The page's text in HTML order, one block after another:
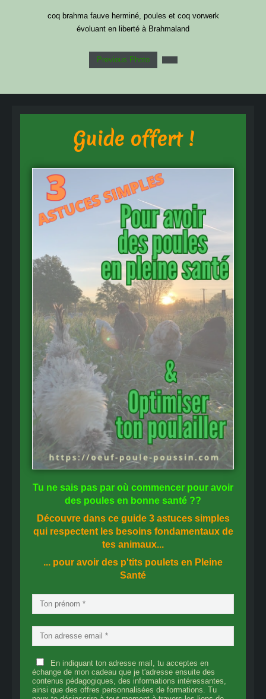
coq brahma fauve herminé, poules et coq vorwerk
évoluant en liberté à Brahmaland
Previous Photo
Guide offert !
Tu ne sais pas par où commencer pour avoir
des poules en bonne santé ??
Découvre dans ce guide 3 astuces simples
qui respectent les besoins fondamentaux de
tes animaux...
... pour avoir des p'tits poulets en Pleine
Santé
En indiquant ton adresse mail, tu acceptes en
échange de mon cadeau que je t'adresse ensuite des
contenus pédagogiques, des informations intéressantes,
ainsi que des offres personnalisées de formations. Tu